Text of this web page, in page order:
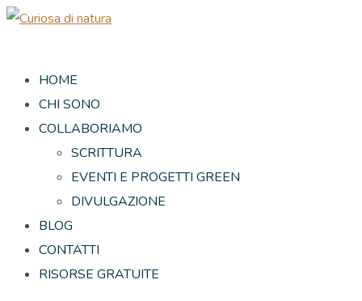
HOME
CHI SONO
COLLABORIAMO
SCRITTURA
EVENTI E PROGETTI GREEN
DIVULGAZIONE
BLOG
CONTATTI
RISORSE GRATUITE